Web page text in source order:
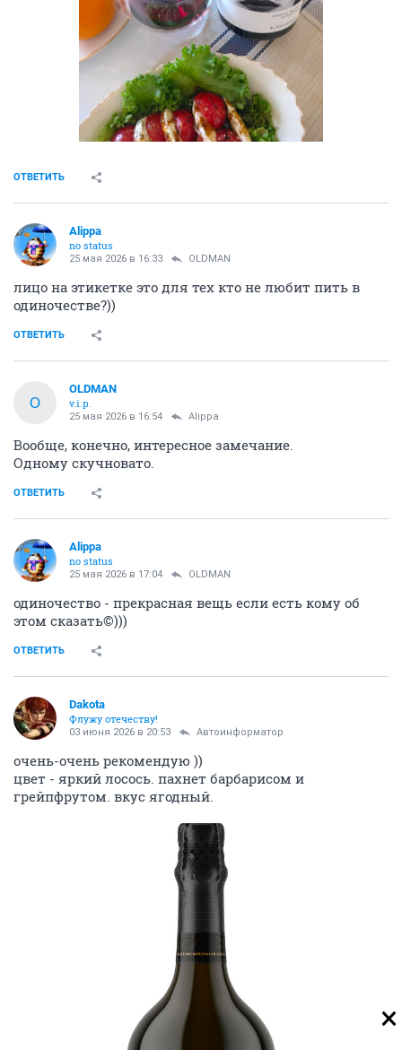
ОТВЕТИТЬ
Alippa
no status
25 мая 2026 в 16:33 OLDMAN
лицо на этикетке это для тех кто не любит пить в
одиночестве?))
ОТВЕТИТЬ
O
OLDMAN
v.i.p.
25 мая 2026 в 16:54 Alippa
Вообще, конечно, интересное замечание.
Одному скучновато.
ОТВЕТИТЬ
Alippa
no status
25 мая 2026 в 17:04 OLDMAN
одиночество - прекрасная вещь если есть кому об
этом сказать©)))
ОТВЕТИТЬ
Dаkota
Флужу отечеству!
03 июня 2026 в 20:53 Автоинформатор
очень-очень рекомендую ))
цвет - яркий лосось. пахнет барбарисом и
грейпфрутом. вкус ягодный.